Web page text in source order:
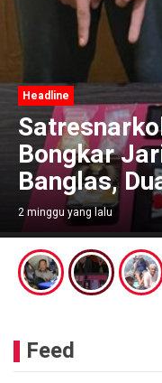
Headline
Bongkar
Banglas,
2 minggu yang lalu
Feed